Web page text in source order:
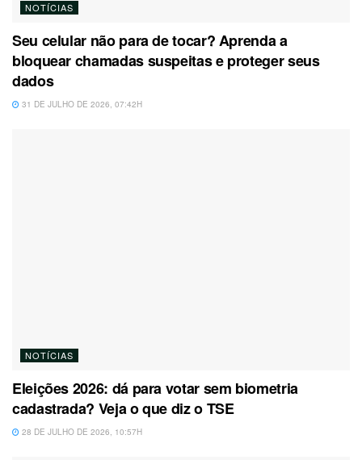
NOTÍCIAS
Seu celular não para de tocar? Aprenda a
bloquear chamadas suspeitas e proteger seus
dados
31 DE JULHO DE 2026, 07:42H
NOTÍCIAS
Eleições 2026: dá para votar sem biometria
cadastrada? Veja o que diz o TSE
28 DE JULHO DE 2026, 10:57H